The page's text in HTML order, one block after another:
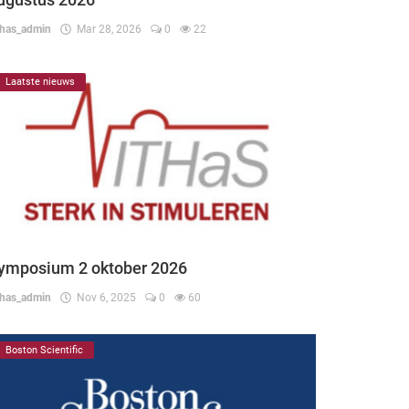
Mar 28, 2026 0 22
Laatste nieuws
2 oktober 2026
Nov 6, 2025 0 60
Boston Scientific